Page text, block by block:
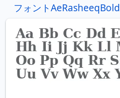
フォントAeRasheeqBold